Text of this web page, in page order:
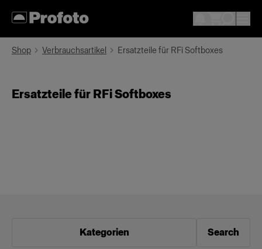
Shop Verbrauchsartikel Ersatzteile für RFi Softboxes
Ersatzteile für RFi Softboxes
Kategorien Search